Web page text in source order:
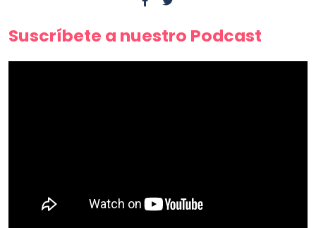
Suscríbete a nuestro Podcast